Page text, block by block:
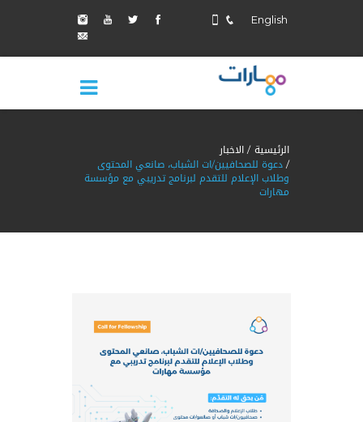
English
الرئيسية الاخبار
دعوة للصحافيين/ات الشباب، صانعي المحتوى
وطلاب الإعلام للتقدم لبرنامج تدريبي مع مؤسسة
مهارات